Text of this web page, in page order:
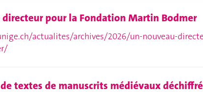
directeur pour la Fondation Martin Bodmer
actualites/archives/2026/un-nouveau-
textes de manuscrits médiévaux